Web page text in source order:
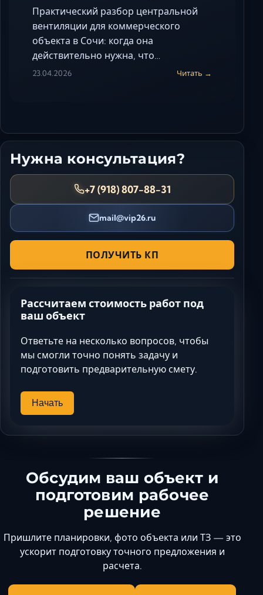
Практический разбор центральной
вентиляции для коммерческого
объекта в Сочи: когда она
действительно нужна, что…
23.04.2026 Читать →
Нужна консультация?
+7 (918) 807-88-31
mail@vip26.ru
ПОЛУЧИТЬ КП
Рассчитаем стоимость работ под
ваш объект
Ответьте на несколько вопросов, чтобы
мы смогли точно понять задачу и
подготовить предварительную смету.
Начать
Обсудим ваш объект и
подготовим рабочее
решение
Пришлите планировки, фото объекта или ТЗ — это
ускорит подготовку точного предложения и
расчета.